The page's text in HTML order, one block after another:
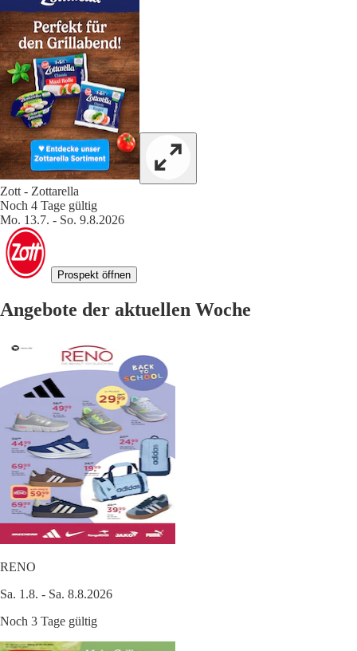
Zott - Zottarella
Noch 4 Tage gültig
Mo. 13.7. - So. 9.8.2026
Prospekt öffnen
Angebote der aktuellen Woche
RENO
Sa. 1.8. - Sa. 8.8.2026
Noch 3 Tage gültig